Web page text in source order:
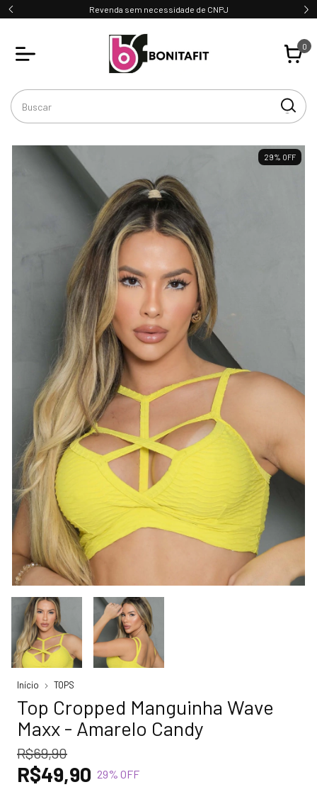
Revenda sem necessidade de CNPJ
0
29% OFF
Início TOPS
Top Cropped Manguinha Wave
Maxx - Amarelo Candy
R$69,90
R$49,90 29% OFF